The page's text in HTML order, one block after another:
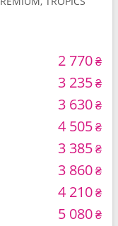
2 770₴
3 235₴
3 630₴
4 505₴
3 385₴
3 860₴
4 210₴
5 080₴